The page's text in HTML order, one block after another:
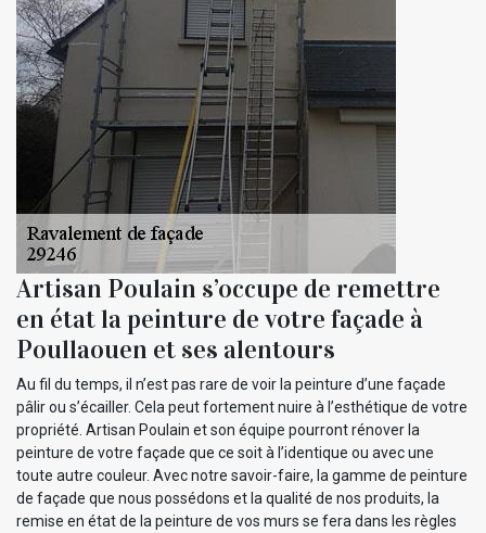
Artisan Poulain s’occupe de remettre
en état la peinture de votre façade à
Poullaouen et ses alentours
Au fil du temps, il n’est pas rare de voir la peinture d’une façade
pâlir ou s’écailler. Cela peut fortement nuire à l’esthétique de votre
propriété. Artisan Poulain et son équipe pourront rénover la
peinture de votre façade que ce soit à l’identique ou avec une
toute autre couleur. Avec notre savoir-faire, la gamme de peinture
de façade que nous possédons et la qualité de nos produits, la
remise en état de la peinture de vos murs se fera dans les règles